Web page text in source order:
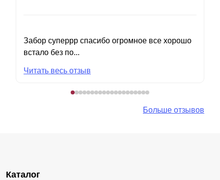
Забор суперрр спасибо огромное все хорошо
встало без по...
Читать весь отзыв
Больше отзывов
Каталог